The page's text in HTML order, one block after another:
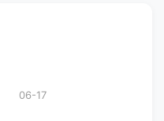
06-17